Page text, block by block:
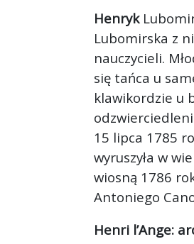
Henryk
Lubomirska z
nauczycieli.
się tańca u
klawikordzie u
15 lipca 1785
wyruszyła w
wiosną 1786
Antoniego
Henri l’Ange: